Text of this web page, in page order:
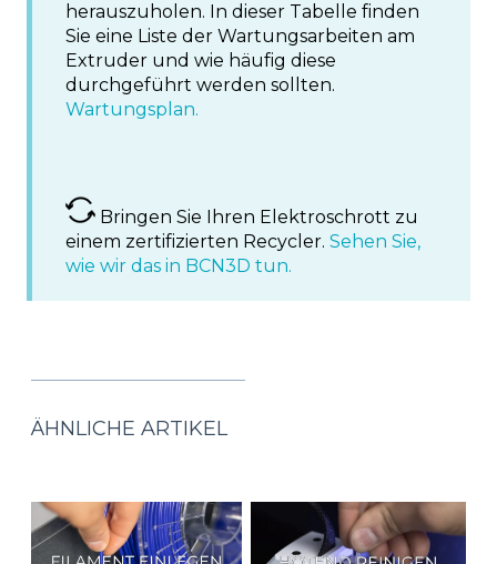
herauszuholen. In dieser Tabelle finden
Sie eine Liste der Wartungsarbeiten am
Extruder und wie häufig diese
durchgeführt werden sollten.
Wartungsplan.
Bringen Sie Ihren Elektroschrott zu
einem zertifizierten Recycler. Sehen Sie,
wie wir das in BCN3D tun.
ÄHNLICHE ARTIKEL